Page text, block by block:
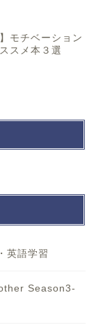
モチベーション
スメ本３選
英語学習
Season3-